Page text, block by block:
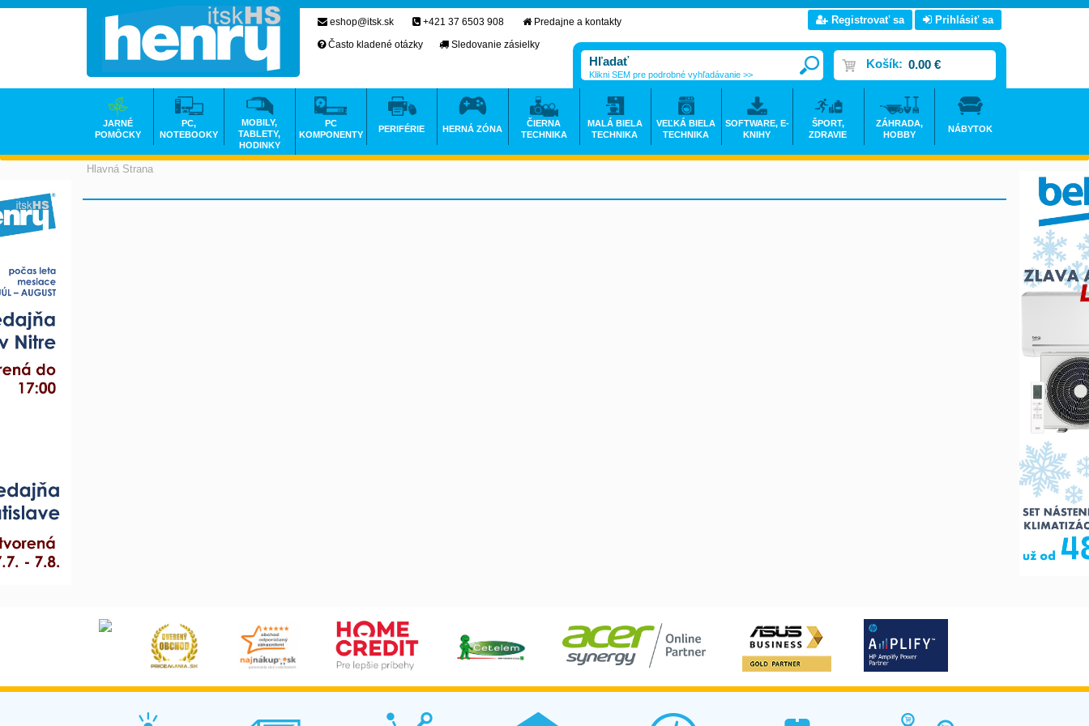
Hlavná Strana
eshop@itsk.sk +421 37 6503 908
Predajne a kontakty
Často kladené otázky
Sledovanie zásielky
Registrovať sa Prihlásiť sa
Košík: 0.00 €
Klikni SEM pre podrobné vyhľadávanie >>
JARNÉ
POMÔCKY
PC,
NOTEBOOKY
MOBILY,
TABLETY,
HODINKY
PC
KOMPONENTY
PERIFÉRIE HERNÁ ZÓNA
ČIERNA
TECHNIKA
MALÁ BIELA
TECHNIKA
VEĽKÁ BIELA
TECHNIKA
SOFTWARE, E-
KNIHY
ŠPORT,
ZDRAVIE
ZÁHRADA,
HOBBY
NÁBYTOK